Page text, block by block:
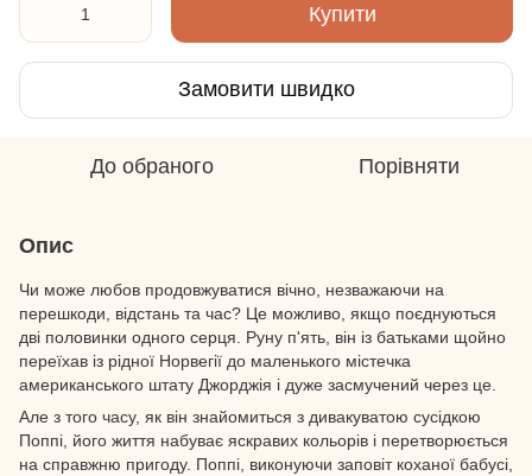
Купити
Замовити швидко
До обраного Порівняти
Опис
Чи може любов продовжуватися вічно, незважаючи на
перешкоди, відстань та час? Це можливо, якщо поєднуються
дві половинки одного серця. Руну п'ять, він із батьками щойно
переїхав із рідної Норвегії до маленького містечка
американського штату Джорджія і дуже засмучений через це.
Але з того часу, як він знайомиться з дивакуватою сусідкою
Поппі, його життя набуває яскравих кольорів і перетворюється
на справжню пригоду. Поппі, виконуючи заповіт коханої бабусі,